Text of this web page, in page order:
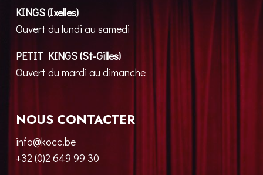
KINGS (Ixelles)
Ouvert du lundi au samedi
PETIT KINGS (St-Gilles)
Ouvert du mardi au dimanche
NOUS CONTACTER
info@kocc.be
+32 (0)2 649 99 30